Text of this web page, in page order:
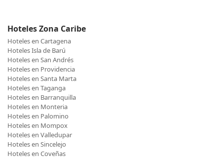
Hoteles Zona Caribe
Hoteles en Cartagena
Hoteles Isla de Barú
Hoteles en San Andrés
Hoteles en Providencia
Hoteles en Santa Marta
Hoteles en Taganga
Hoteles en Barranquilla
Hoteles en Monteria
Hoteles en Palomino
Hoteles en Mompox
Hoteles en Valledupar
Hoteles en Sincelejo
Hoteles en Coveñas